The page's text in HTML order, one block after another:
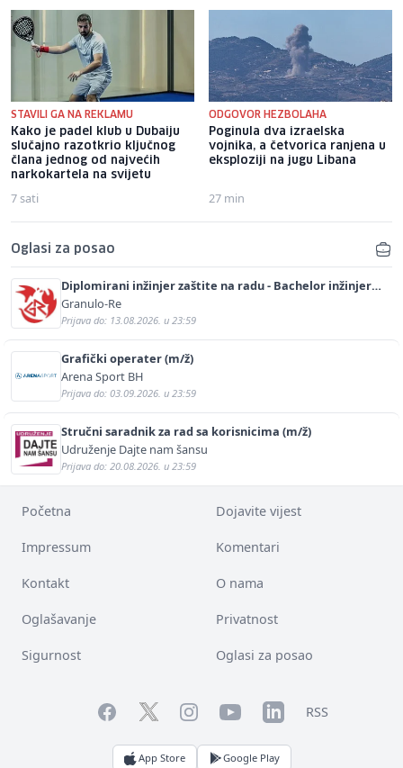
STAVILI GA NA REKLAMU
Kako je padel klub u Dubaiju
slučajno razotkrio ključnog
člana jednog od najvećih
narkokartela na svijetu
7 sati
ODGOVOR HEZBOLAHA
Poginula dva izraelska
vojnika, a četvorica ranjena u
eksploziji na jugu Libana
27 min
Oglasi za posao
Diplomirani inžinjer zaštite na radu - Bachelor inžinjer
sigurnosti i pomoći (m/ž)
Granulo-Re
Prijava do: 13.08.2026. u 23:59
Grafički operater (m/ž)
Arena Sport BH
Prijava do: 03.09.2026. u 23:59
Stručni saradnik za rad sa korisnicima (m/ž)
Udruženje Dajte nam šansu
Prijava do: 20.08.2026. u 23:59
Početna Dojavite vijest
Impressum Komentari
Kontakt O nama
Oglašavanje Privatnost
Sigurnost Oglasi za posao
FacebookTwitterInstagramYouTubeLinkedInRSS
App Store Google Play